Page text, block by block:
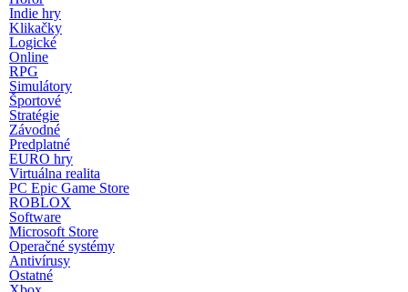
Indie hry
Klikačky
Logické
Online
RPG
Simulátory
Športové
Stratégie
Závodné
Predplatné
EURO hry
Virtuálna realita
PC Epic Game Store
ROBLOX
Software
Microsoft Store
Operačné systémy
Antivírusy
Ostatné